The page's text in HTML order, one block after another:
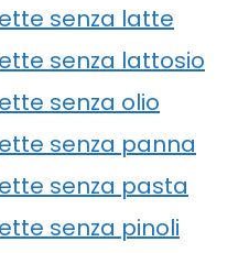
senza latte
senza lattosio
senza olio
senza panna
senza pasta
senza pinoli